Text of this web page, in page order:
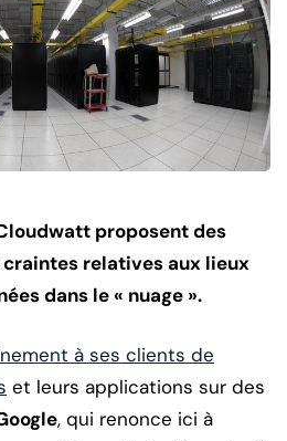
proposent des
relatives aux lieux
dans le « nuage ».
à ses clients de
et leurs applications sur des
, qui renonce ici à